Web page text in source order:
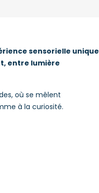
sensorielle unique
entre lumière
où se mêlent
à la curiosité.